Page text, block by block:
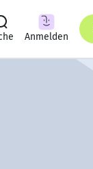
Anmelden